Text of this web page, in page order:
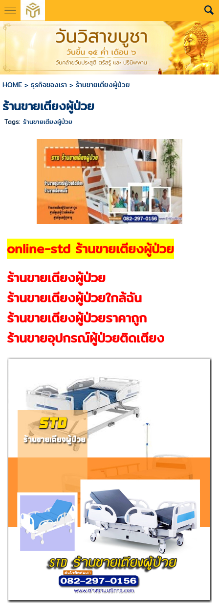
HOME> ธุรกิจของเรา> ร้านขายเตียงผู้ป่วย
ร้านขายเตียงผู้ป่วย
Tags: ร้านขายเตียงผู้ป่วย
online-std ร้านขายเตียงผู้ป่วย
ร้านขายเตียงผู้ป่วย
ร้านขายเตียงผู้ป่วยใกล้ฉัน
ร้านขายเตียงผู้ป่วยราคาถูก
ร้านขายอุปกรณ์ผู้ป่วยติดเตียง